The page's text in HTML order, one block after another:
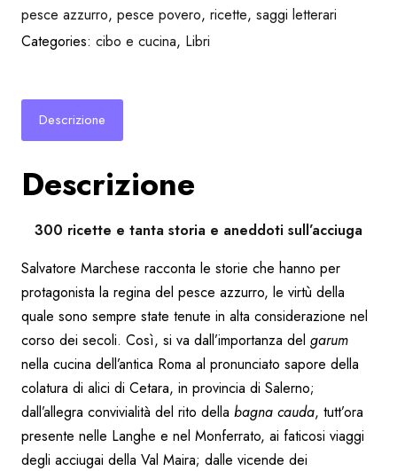
pesce azzurro, pesce povero, ricette, saggi letterari
Categories: cibo e cucina, Libri
Descrizione
Descrizione
300 ricette e tanta storia e aneddoti sull’acciuga
Salvatore Marchese racconta le storie che hanno per
protagonista la regina del pesce azzurro, le virtù della
quale sono sempre state tenute in alta considerazione nel
corso dei secoli. Così, si va dall’importanza del garum
nella cucina dell’antica Roma al pronunciato sapore della
colatura di alici di Cetara, in provincia di Salerno;
dall’allegra convivialità del rito della bagna cauda, tutt’ora
presente nelle Langhe e nel Monferrato, ai faticosi viaggi
degli acciugai della Val Maira; dalle vicende dei